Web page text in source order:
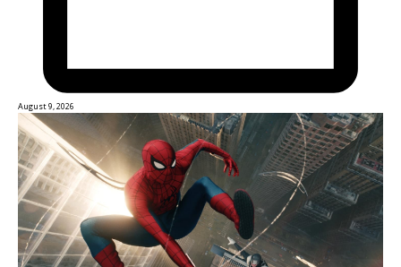
August 9, 2026